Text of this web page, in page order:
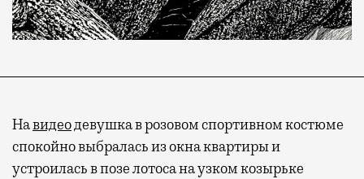
Навидеодевушка в розовом спортивном костюме
спокойно выбралась из окна квартиры и
устроилась в позе лотоса на узком козырьке